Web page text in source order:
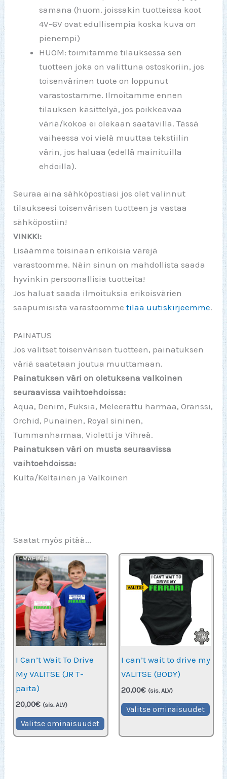
samana (huom. joissakin tuotteissa koot
4V-6V ovat edullisempia koska kuva on
pienempi)
HUOM: toimitamme tilauksessa sen
tuotteen joka on valittuna ostoskoriin, jos
toisenvärinen tuote on loppunut
varastostamme. Ilmoitamme ennen
tilauksen käsittelyä, jos poikkeavaa
väriä/kokoa ei olekaan saatavilla. Tässä
vaiheessa voi vielä muuttaa tekstiilin
värin, jos haluaa (edellä mainituilla
ehdoilla).
Seuraa aina sähköpostiasi jos olet valinnut
tilaukseesi toisenvärisen tuotteen ja vastaa
sähköpostiin!
VINKKI:
Lisäämme toisinaan erikoisia värejä
varastoomme. Näin sinun on mahdollista saada
hyvinkin persoonallisia tuotteita!
Jos haluat saada ilmoituksia erikoisvärien
saapumisista varastoommetilaa uutiskirjeemme.
PAINATUS
Jos valitset toisenvärisen tuotteen, painatuksen
väriä saatetaan joutua muuttamaan.
Painatuksen väri on oletuksena valkoinen
seuraavissa vaihtoehdoissa:
Aqua, Denim, Fuksia, Meleerattu harmaa, Oranssi,
Orchid, Punainen, Royal sininen,
Tummanharmaa, Violetti ja Vihreä.
Painatuksen väri on musta seuraavissa
vaihtoehdoissa:
Kulta/Keltainen ja Valkoinen
Saatat myös pitää...
I Can’t Wait To Drive
My VALITSE (JR T-
paita)
20,00€ (sis. ALV)
Valitse ominaisuudet Tällä
tuotteella
I can’t wait to drive my
VALITSE (BODY)
20,00€ (sis. ALV)
Valitse ominaisuudet
on